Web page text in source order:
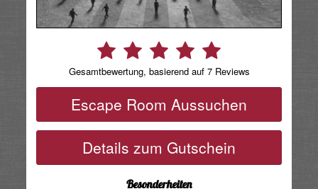
Gesamtbewertung, basierend auf 7 Reviews
Escape Room Aussuchen
Details zum Gutschein
Besonderheiten